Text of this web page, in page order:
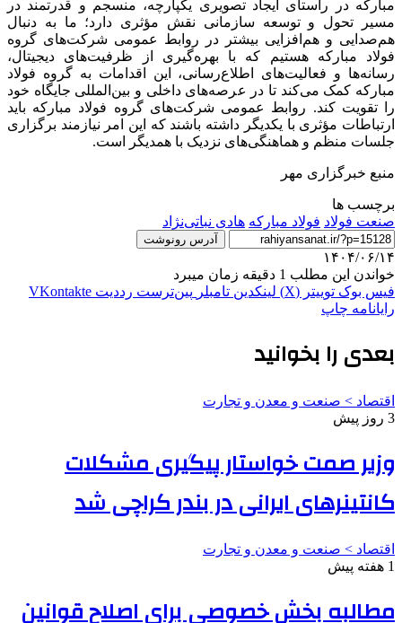
مبارکه در راستای ایجاد تصویری یکپارچه، منسجم و قدرتمند در
مسیر تحول و توسعه سازمانی نقش مؤثری دارد؛ ما به دنبال
هم‌صدایی و هم‌افزایی بیشتر در روابط عمومی شرکت‌های گروه
فولاد مبارکه هستیم که با بهره‌گیری از ظرفیت‌های دیجیتال،
رسانه‌ها و فعالیت‌های اطلاع‌رسانی، این اقدامات به گروه فولاد
مبارکه کمک می‌کند تا در عرصه‌های داخلی و بین‌المللی جایگاه خود
را تقویت کند. روابط عمومی شرکت‌های گروه فولاد مبارکه باید
ارتباطات مؤثری با یکدیگر داشته باشند که این امر نیازمند برگزاری
جلسات منظم و هماهنگی‌های نزدیک با همدیگر است.
منبع خبرگزاری مهر
برچسب ها
صنعت فولاد فولاد مبارکه هادی نباتی‌نژاد
آدرس رونوشت
۱۴۰۴/۰۶/۱۴
خواندن این مطلب 1 دقیقه زمان میبرد
فیس بوک توییتر (X) لینکدین ‫تامبلر ‫پین‌ترست ‫رددیت ‫VKontakte
رایانامه چاپ
بعدی را بخوانید
اقتصاد > صنعت و معدن و تجارت
3 روز پیش
وزیر صمت خواستار پیگیری مشکلات
کانتینرهای ایرانی در بندر کراچی شد
اقتصاد > صنعت و معدن و تجارت
1 هفته پیش
مطالبه بخش خصوصی برای اصلاح قوانین